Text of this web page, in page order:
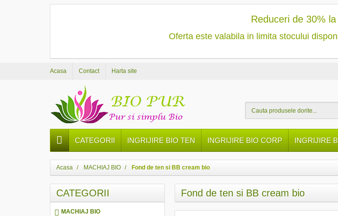
Reduceri de 30%
Oferta este valabila in limita stocului
Acasa Contact Harta site
CATEGORII INGRIJIRE BIO TEN INGRIJIRE BIO CORP INGRIJIRE
Acasa MACHIAJ BIO Fond de ten si BB cream bio
CATEGORII
MACHIAJ BIO
Fond de ten si BB cream bio